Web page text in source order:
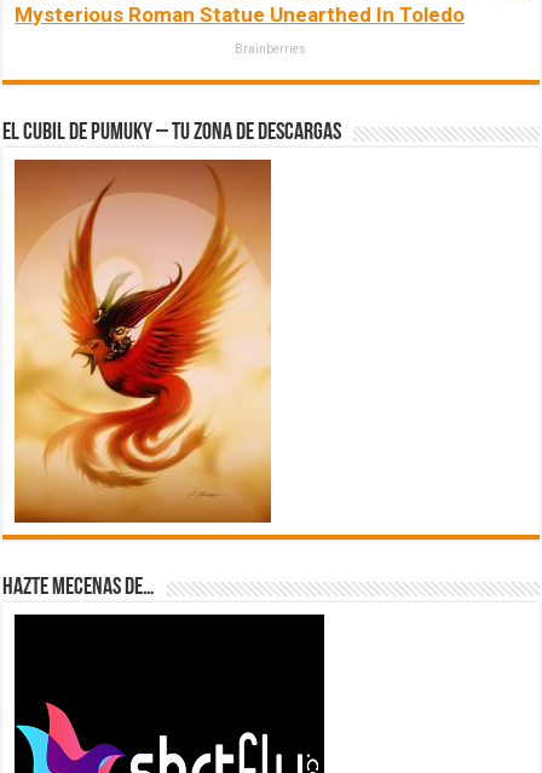
Mysterious Roman Statue Unearthed In Toledo
Brainberries
El Cubil de Pumuky – Tu zona de Descargas
Hazte Mecenas de…